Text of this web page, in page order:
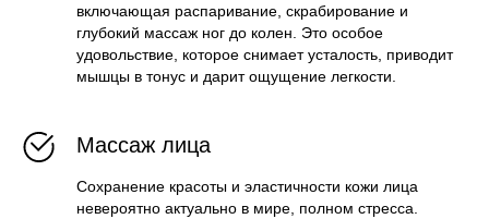
включающая распаривание, скрабирование и
глубокий массаж ног до колен. Это особое
удовольствие, которое снимает усталость, приводит
мышцы в тонус и дарит ощущение легкости.
Массаж лица
Сохранение красоты и эластичности кожи лица
невероятно актуально в мире, полном стресса.